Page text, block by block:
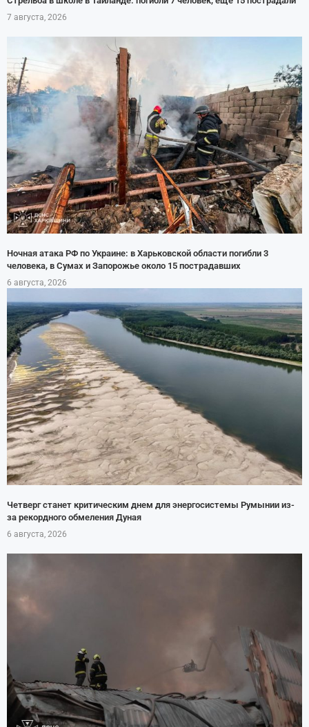
7 августа, 2026
Ночная атака РФ по Украине: в Харьковской области погибли 3
человека, в Сумах и Запорожье около 15 пострадавших
6 августа, 2026
Четверг станет критическим днем для энергосистемы Румынии из-
за рекордного обмеления Дуная
6 августа, 2026